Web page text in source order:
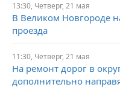
13:30, Четверг, 21 мая
В Великом Новгороде
проезда
11:30, Четверг, 21 мая
На ремонт дорог в
дополнительно